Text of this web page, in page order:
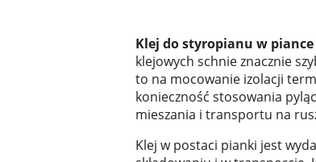
Klej do styropianu w piance
klejowych schnie znacznie
to na mocowanie izolacji
konieczność stosowania
mieszania i transportu na
Klej w postaci pianki jest